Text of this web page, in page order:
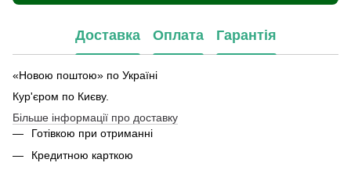
Доставка Оплата Гарантія
«Новою поштою» по Україні
Кур'єром по Києву.
Більше інформації про доставку
Готівкою при отриманні
Кредитною карткою